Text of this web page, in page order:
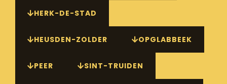
HERK-DE-STAD
HEUSDEN-ZOLDER OPGLABBEEK
PEER SINT-TRUIDEN